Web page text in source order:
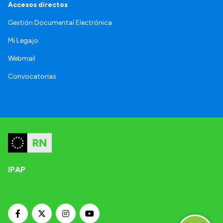
Accesos directos
Gestión Documental Electrónica
Mi Legajo
Webmail
Convocatorias
IPAP